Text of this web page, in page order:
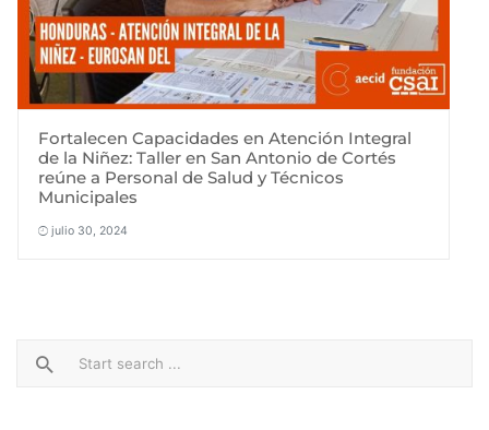
Fortalecen Capacidades en Atención Integral
de la Niñez: Taller en San Antonio de Cortés
reúne a Personal de Salud y Técnicos
Municipales
julio 30, 2024